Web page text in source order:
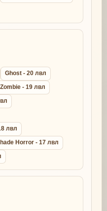
Ghost - 20 лвл
- 19 лвл
лвл
Horror - 17 лвл